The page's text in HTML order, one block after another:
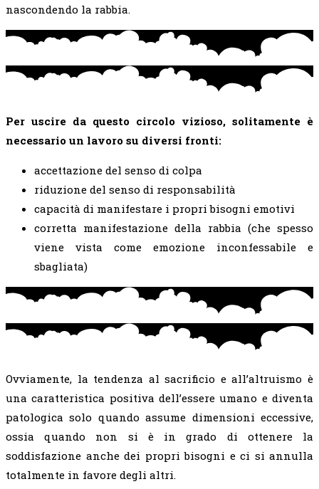
nascondendo la rabbia.
Per uscire da questo circolo vizioso, solitamente è
necessario un lavoro su diversi fronti:
accettazione del senso di colpa
riduzione del senso di responsabilità
capacità di manifestare i propri bisogni emotivi
corretta manifestazione della rabbia (che spesso
viene vista come emozione inconfessabile e
sbagliata)
Ovviamente, la tendenza al sacrificio e all’altruismo è
una caratteristica positiva dell’essere umano e diventa
patologica solo quando assume dimensioni eccessive,
ossia quando non si è in grado di ottenere la
soddisfazione anche dei propri bisogni e ci si annulla
totalmente in favore degli altri.